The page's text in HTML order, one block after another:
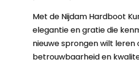
Met de Nijdam Hardboot
elegantie en gratie die
nieuwe sprongen wilt
betrouwbaarheid en